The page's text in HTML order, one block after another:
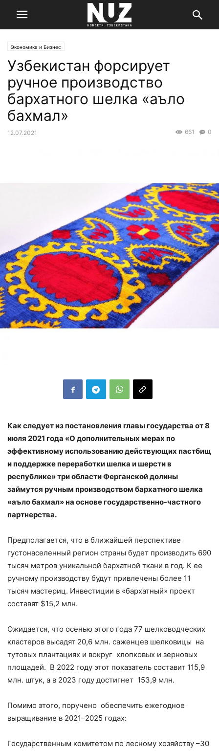
Экономика и Бизнес
Узбекистан форсирует
ручное производство
бархатного шелка «аъло
бахмал»
12.07.2021 0
661
Как следует из постановления главы государства от 8
июля 2021 года «О дополнительных мерах по
эффективному использованию действующих пастбищ
и поддержке переработки шелка и шерсти в
республике» три области Ферганской долины
займутся ручным производством бархатного шелка
«аъло бахмал» на основе государственно-частного
партнерства.
Предполагается, что в ближайшей перспективе
густонаселенный регион страны будет производить 690
тысяч метров уникальной бархатной ткани в год. К ее
ручному производству будут привлечены более 11
тысяч мастериц. Инвестиции в «бархатный» проект
составят $15,2 млн.
Ожидается, что осенью этого года 77 шелководческих
кластеров высадят 20,6 млн. саженцев шелковицы на
тутовых плантациях и вокруг хлопковых и зерновых
площадей. В 2022 году этот показатель составит 115,9
млн. штук, а в 2023 году достигнет 153,9 млн.
Помимо этого, поручено обеспечить ежегодное
выращивание в 2021–2025 годах:
Государственным комитетом по лесному хозяйству –30